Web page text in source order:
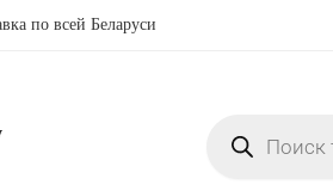
по всей Беларуси